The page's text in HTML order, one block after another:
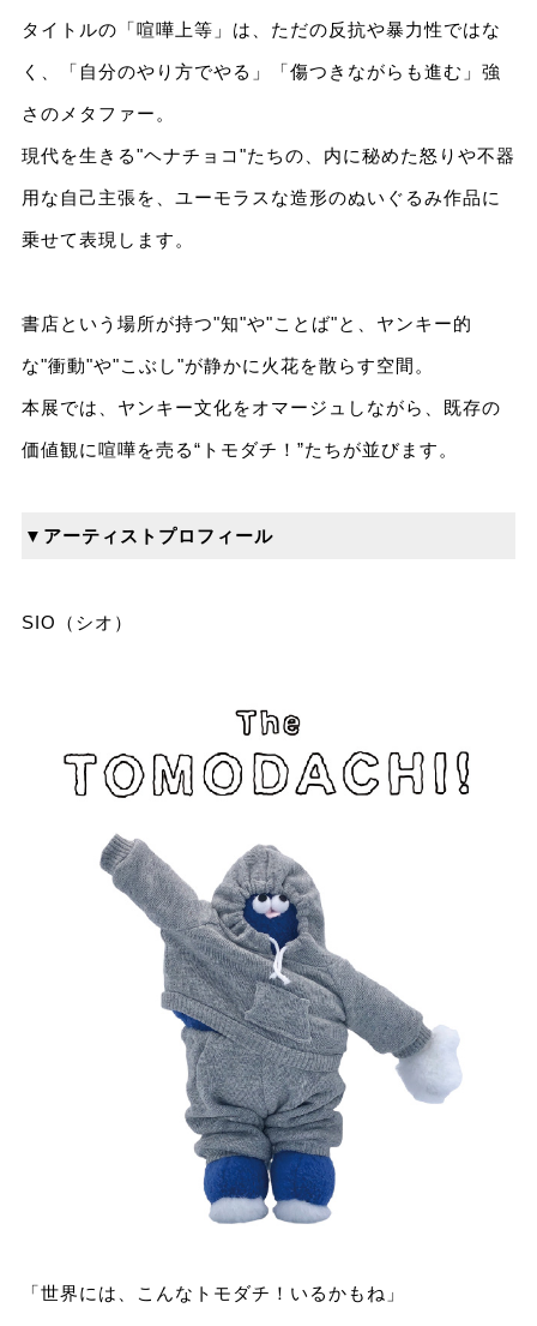
タイトルの「喧嘩上等」は、ただの反抗や暴力性ではな
く、「自分のやり方でやる」「傷つきながらも進む」強
さのメタファー。
現代を生きる"ヘナチョコ"たちの、内に秘めた怒りや不器
用な自己主張を、ユーモラスな造形のぬいぐるみ作品に
乗せて表現します。
書店という場所が持つ"知"や"ことば"と、ヤンキー的
な"衝動"や"こぶし"が静かに火花を散らす空間。
本展では、ヤンキー文化をオマージュしながら、既存の
価値観に喧嘩を売る“トモダチ！”たちが並びます。
▼アーティストプロフィール
SIO（シオ）
「世界には、こんなトモダチ！いるかもね」